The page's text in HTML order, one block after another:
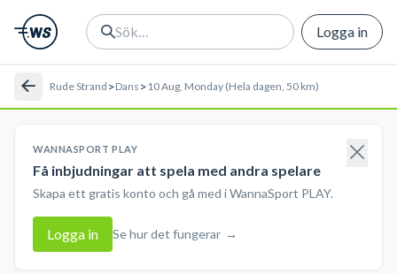
Logga in
Rude Strand >Dans >10 Aug, Monday (Hela dagen, 50 km)
WANNASPORT PLAY
Få inbjudningar att spela med andra spelare
Skapa ett gratis konto och gå med i WannaSport PLAY.
Logga in Se hur det fungerar →